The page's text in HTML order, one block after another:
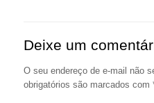
Deixe um
O seu endereço de e-mail não
obrigatórios são marcados com